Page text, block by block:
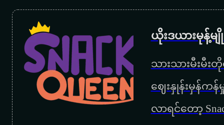
ယိုးဒယားမုန့်
သားသားမီးမီး
ဈေးနှုန်းမှန်က
လာရင်တော့